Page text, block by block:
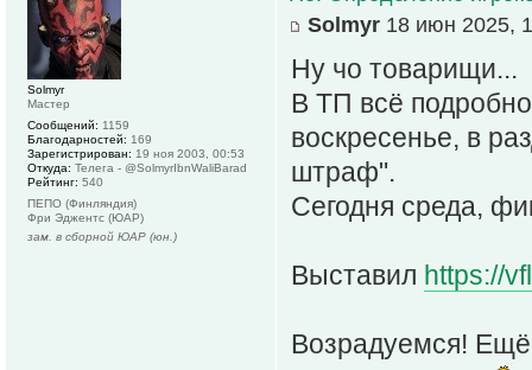
Solmyr 18 июн 2025,
Ну чо товарищи...
В ТП всё
воскресенье, в
штраф".
Сегодня среда,
Выставил https://
Возрадуемся!
Solmyr
Мастер
Сообщений: 1159
Благодарностей: 169
Зарегистрирован: 19 ноя 2003, 00:53
Откуда: Телега - @SolmyrIbnWaliBarad
Рейтинг: 540
ПЕПО (Финляндия)
Фри Эджентс (ЮАР)
зам. в сборной ЮАР (юн.)